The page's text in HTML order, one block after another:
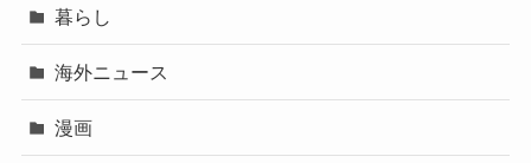
暮らし
海外ニュース
漫画